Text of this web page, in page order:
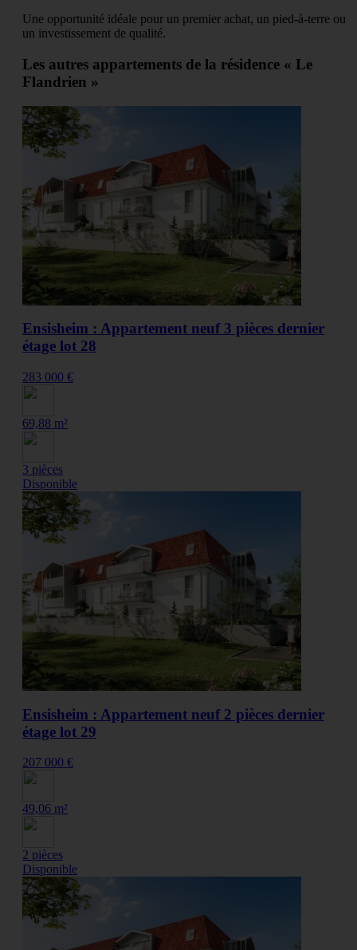
Une opportunité idéale pour un premier achat, un pied-à-terre ou
un investissement de qualité.
Les autres appartements de la résidence « Le
Flandrien »
Ensisheim : Appartement neuf 3 pièces dernier
étage lot 28
283 000 €
69,88 m²
3 pièces
Disponible
Ensisheim : Appartement neuf 2 pièces dernier
étage lot 29
207 000 €
49,06 m²
2 pièces
Disponible